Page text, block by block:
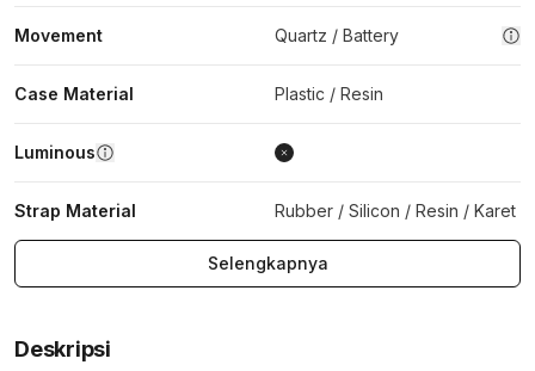
Movement Quartz / Battery
Case Material Plastic / Resin
Luminous
Strap Material Rubber / Silicon / Resin / Karet
Selengkapnya
Deskripsi